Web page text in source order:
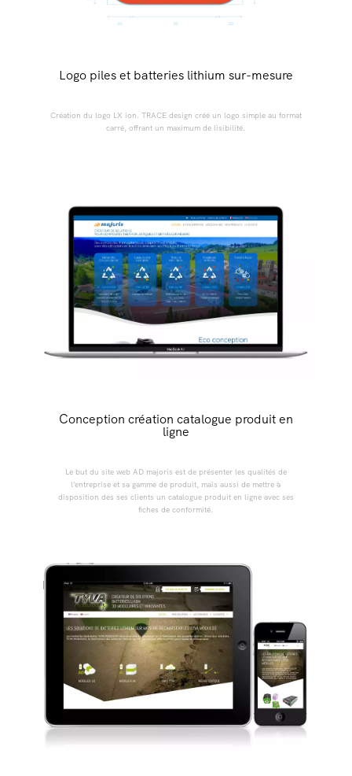
Logo piles et batteries lithium sur-mesure
Création du logo LX ion. TRACE design créé un logo simple au format
carré, offrant un maximum de lisibilité.
Conception création catalogue produit en
ligne
Le but du site web AD majoris est de présenter les qualités de
l’entreprise et sa gamme de produit, mais aussi de mettre à
disposition des ses clients un catalogue produit en ligne avec ses
fiches de conformité.